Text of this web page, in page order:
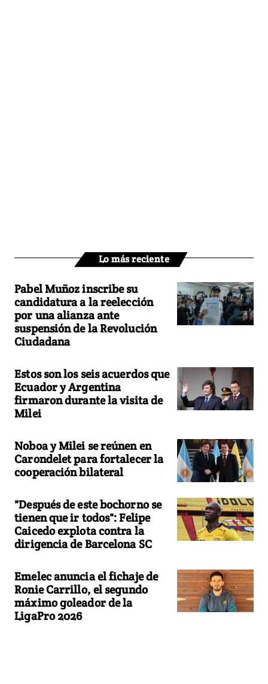
Lo más reciente
Pabel Muñoz inscribe su
candidatura a la reelección
por una alianza ante
suspensión de la Revolución
Ciudadana
Estos son los seis acuerdos que
Ecuador y Argentina
firmaron durante la visita de
Milei
Noboa y Milei se reúnen en
Carondelet para fortalecer la
cooperación bilateral
"Después de este bochorno se
tienen que ir todos": Felipe
Caicedo explota contra la
dirigencia de Barcelona SC
Emelec anuncia el fichaje de
Ronie Carrillo, el segundo
máximo goleador de la
LigaPro 2026